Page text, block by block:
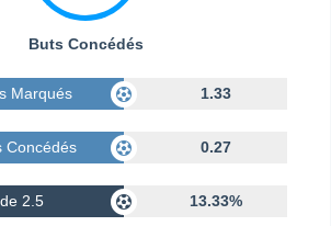
Buts Concédés
Marqués 1.33
Concédés 0.27
2.5 13.33%